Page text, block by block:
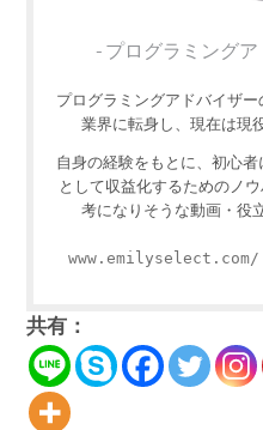
-プログラミング
プログラミングアドバイザ
業界に転身し、現在は現
自身の経験をもとに、初心
として収益化するためのノ
考になりそうな動画・役
www.emilyselect.com/
共有：